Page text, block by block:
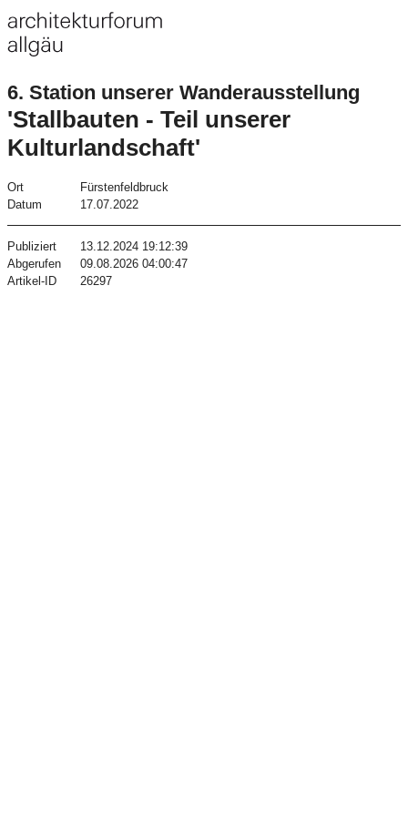
6. Station unserer Wanderausstellung
'Stallbauten - Teil unserer
Kulturlandschaft'
Ort
Fürstenfeldbruck
Datum
17.07.2022
Publiziert
13.12.2024 19:12:39
Abgerufen
09.08.2026 04:00:47
Artikel-ID
26297